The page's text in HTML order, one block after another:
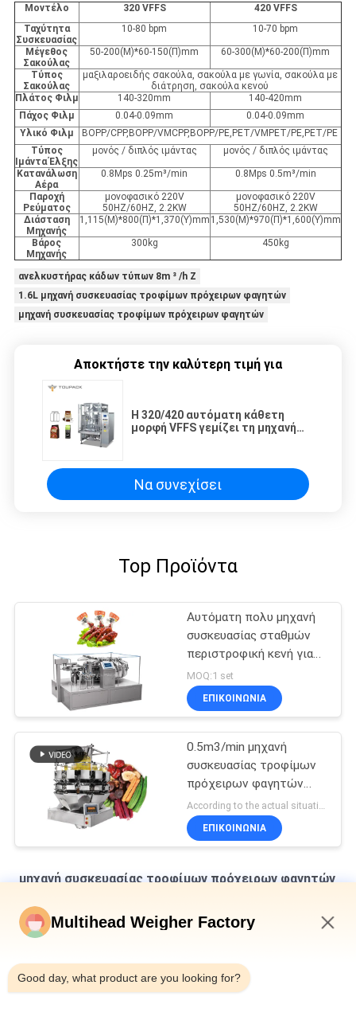
Μοντέλο 320 VFFS
420 VFFS
Ταχύτητα
Συσκευασίας
10-80 bpm 10-70 bpm
Μέγεθος
Σακούλας
50-200(Μ)*60-150(Π)mm 60-300(Μ)*60-200(Π)mm
Τύπος
Σακούλας
μαξιλαροειδής σακούλα, σακούλα με γωνία, σακούλα με
διάτρηση, σακούλα κενού
Πλάτος Φιλμ
140-320mm
140-420mm
Πάχος Φιλμ
0.04-0.09mm
0.04-0.09mm
Υλικό Φιλμ
BOPP/CPP,BOPP/VMCPP,BOPP/PE,PET/VMPET/PE,PET/PE
Τύπος
Ιμάντα Έλξης
μονός / διπλός ιμάντας μονός / διπλός ιμάντας
Κατανάλωση
Αέρα
0.8Mps 0.25m³/min 0.8Mps 0.5m³/min
Παροχή
Ρεύματος
μονοφασικό 220V
50HZ/60HZ, 2.2KW
μονοφασικό 220V
50HZ/60HZ, 2.2KW
Διάσταση
Μηχανής
1,115(Μ)*800(Π)*1,370(Υ)mm 1,530(Μ)*970(Π)*1,600(Υ)mm
Βάρος
Μηχανής
300kg 450kg
ανελκυστήρας κάδων τύπων 8m ³ /h Ζ
1.6L μηχανή συσκευασίας τροφίμων πρόχειρων φαγητών
μηχανή συσκευασίας τροφίμων πρόχειρων φαγητών
Αποκτήστε την καλύτερη τιμή για
Η 320/420 αυτόματη κάθετη
μορφή VFFS γεμίζει τη μηχανή
Να συνεχίσει
Top Προϊόντα
Αυτόματη πολυ μηχανή
συσκευασίας σταθμών
περιστροφική κενή για
τα τρόφιμα πρόχειρων
φαγητών
MOQ:1 set
ΕΠΙΚΟΙΝΩΝΙΑ
0.5m3/min μηχανή
συσκευασίας τροφίμων
πρόχειρων φαγητών
τσιπ φωτογραφιών
L1400*W1000*H1800mm
ΕΠΙΚΟΙΝΩΝΙΑ
μηχανή συσκευασίας τροφίμων πρόχειρων φαγητών
Η γραμμή συσκευασίας με πολλαπλές κεφαλές για ζυγίσματα
καρύδας
πατάτας σνακ τροφή κάθετη συσκευασία για σνακ
Multihead Weigher Factory
Good day, what product are you looking for?